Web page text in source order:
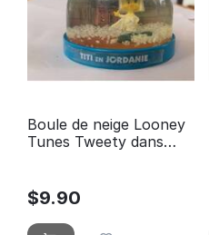
Boule de neige Looney
Tunes Tweety dans
$9.90